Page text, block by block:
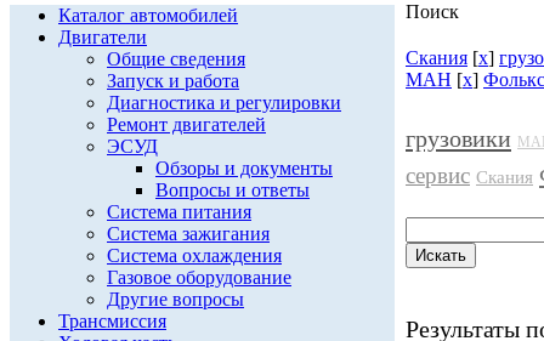
Каталог автомобилей
Двигатели
Общие сведения
Запуск и работа
Диагностика и регулировки
Ремонт двигателей
ЭСУД
Обзоры и документы
Вопросы и ответы
Система питания
Система зажигания
Система охлаждения
Газовое оборудование
Другие вопросы
Трансмиссия
Поиск
Скания [x]
МАН [x]
грузовики
сервис Скания
Результаты